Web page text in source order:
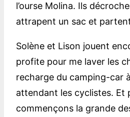
l’ourse Molina. Ils
attrapent un sac et
Solène et Lison jouent
profite pour me laver les
recharge du camping-car
attendant les cyclistes. Et
commençons la grande